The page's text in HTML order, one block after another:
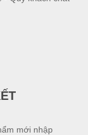
mới nhập